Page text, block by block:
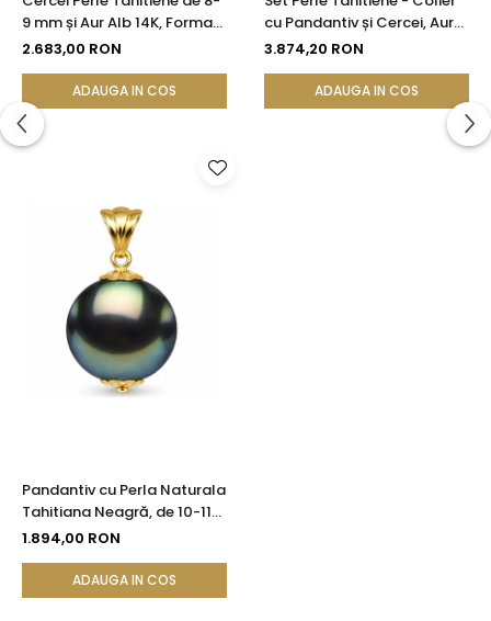
9 mm și Aur Alb 14K, Forma
Rotundă | KASKADDA®
2.683,00 RON
ADAUGA IN COS
cu Pandantiv și Cercei, Aur
Alb 14K, Perle Rotunde 8-9
KASKADDA®
3.874,20 RON
ADAUGA IN COS
Pandantiv cu Perla Naturala
Tahitiana Neagră, de 10-11
mm si Aur Galben de 14k
1.894,00 RON
ADAUGA IN COS